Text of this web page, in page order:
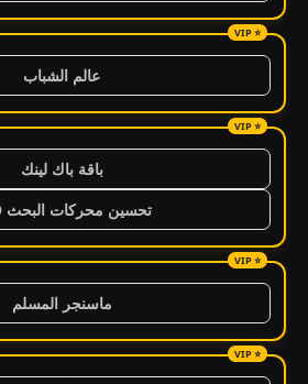
عالم الشباب
باقة باك لينك
تحسين محركات البحث SEO
ماسنجر المسلم